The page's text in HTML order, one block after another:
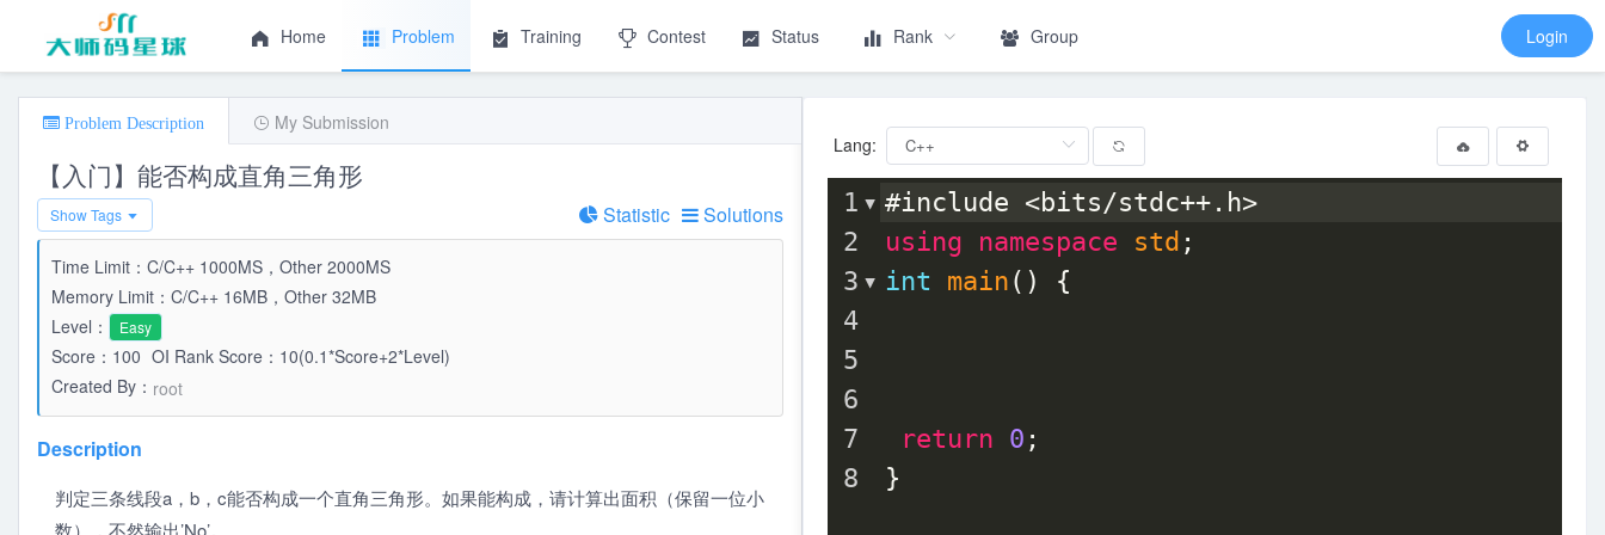
Home Problem Training Contest Status Rank Group Login
Problem Description My Submission
【入门】能否构成直角三角形
Show Tags Statistic Solutions
Time Limit：C/C++ 1000MS，Other 2000MS
Memory Limit：C/C++ 16MB，Other 32MB
Level：
Easy
Score：100 OI Rank Score：10(0.1*Score+2*Level)
Created By： root
Description
判定三条线段a，b，c能否构成一个直角三角形。如果能构成，请计算出面积（保留一位小
数），不然输出’No’。
Lang:
1
#include <bits/stdc++.h>
2
using namespace std ;
3
int main () {
4
5
6
7
return 0 ;
8
}